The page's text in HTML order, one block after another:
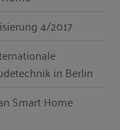
4/2017
in Berlin
Smart Home